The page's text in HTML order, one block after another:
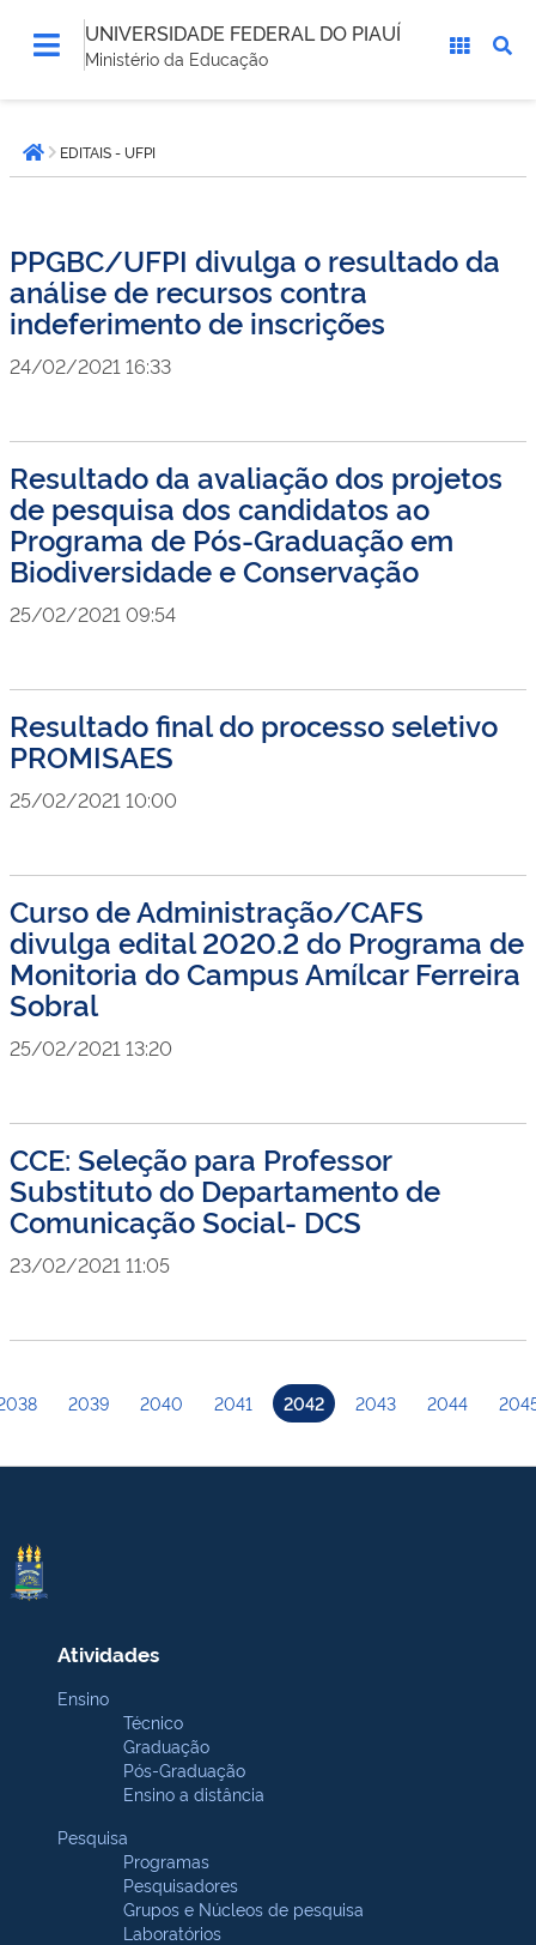
UNIVERSIDADE FEDERAL DO PIAUÍ
Ministério da Educação
está
aqui:Página inicial
EDITAIS - UFPI
PPGBC/UFPI divulga o resultado da
análise de recursos contra
indeferimento de inscrições
24/02/2021 16:33
Resultado da avaliação dos projetos
de pesquisa dos candidatos ao
Programa de Pós-Graduação em
Biodiversidade e Conservação
25/02/2021 09:54
Resultado final do processo seletivo
PROMISAES
25/02/2021 10:00
Curso de Administração/CAFS
divulga edital 2020.2 do Programa de
Monitoria do Campus Amílcar Ferreira
Sobral
25/02/2021 13:20
CCE: Seleção para Professor
Substituto do Departamento de
Comunicação Social- DCS
23/02/2021 11:05
2039 2040 2041 2042 2043 2044
Atividades
Ensino
Técnico
Graduação
Pós-Graduação
Ensino a distância
Pesquisa
Programas
Pesquisadores
Grupos e Núcleos de pesquisa
Laboratórios